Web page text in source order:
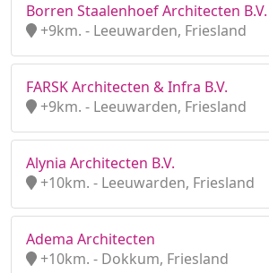
Borren Staalenhoef Architecten B.V.
+9km. - Leeuwarden, Friesland
FARSK Architecten & Infra B.V.
+9km. - Leeuwarden, Friesland
Alynia Architecten B.V.
+10km. - Leeuwarden, Friesland
Adema Architecten
+10km. - Dokkum, Friesland